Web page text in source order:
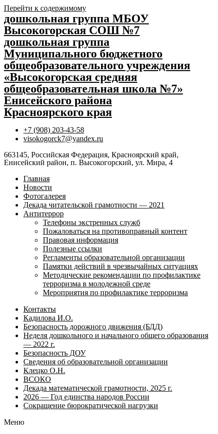
Перейти к содержимому
дошкольная группа МБОУ
Высокогорская СОШ №7
дошкольная группа
Муниципального бюджетного
общеобразовательного учреждения
«Высокогорская средняя
общеобразовательная школа №7»
Енисейского района
Красноярского края
+7 (908) 203-43-58
visokogorck7@yandex.ru
663145, Российская Федерация, Красноярский край,
Енисейский район, п. Высокогорский, ул. Мира, 4
Главная
Новости
Фотогалерея
Декада читательской грамотности — 2021
Антитеррор
Телефоны экстренных служб
Пожаловаться на противоправный контент
Правовая информация
Полезные ссылки
Регламенты образовательной организации
Памятки действий в чрезвычайных ситуациях
Методические рекомендации по профилактике
терроризма в молодежной среде
Мероприятия по профилактике терроризма
Контакты
Кадилова И.О.
Безопасность дорожного движения (БДД)
Неделя дошкольного и начального общего образования
— 2022 г.
Безопасность ДОУ
Сведения об образовательной организации
Клецко О.Н.
ВСОКО
Декада математической грамотности, 2025 г.
2026 — Год единства народов России
Сокращение бюрократической нагрузки
Меню